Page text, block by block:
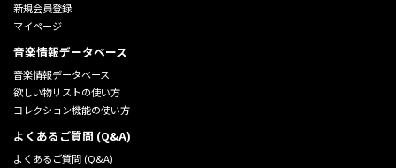
新規会員登録
マイページ
音楽情報データベース
音楽情報データベース
欲しい物リストの使い方
コレクション機能の使い方
よくあるご質問 (Q&A)
よくあるご質問 (Q&A)